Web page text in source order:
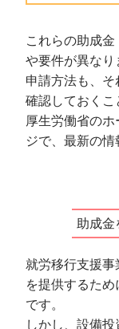
これらの助成
や要件が異なり
申請方法も、
確認しておくこ
厚生労働省の
ジで、最新の情
助成金
就労移行支援
を提供するた
です。
しかし、設備